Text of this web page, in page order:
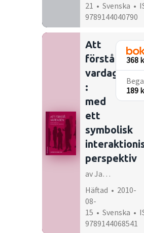
21 • Svenska •
9789144040790
Att
förstå
vardagen
:
med
ett
symbolisk
perspektiv
av Jan Trost, Irene Levin
Häftad • 2010-
08-
15 • Svenska •
9789144068541
368
189